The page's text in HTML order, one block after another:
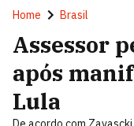
Home Brasil
Assessor
após
Lula